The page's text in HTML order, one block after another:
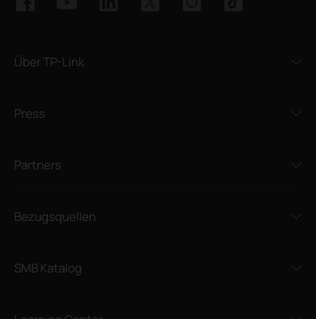
Über TP-Link
Press
Partners
Bezugsquellen
SMB Katalog